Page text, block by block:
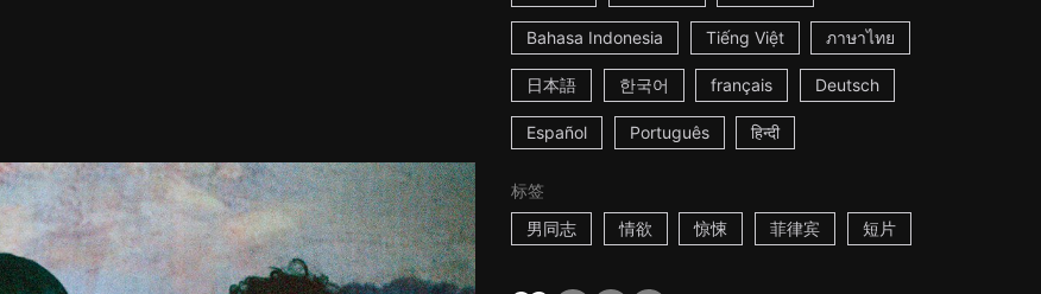
Bahasa Indonesia Tiếng Việt ภาษาไทย
日本語 한국어 français Deutsch
Español Português हिन्दी
标签
男同志
情欲 惊悚 菲律宾 短片